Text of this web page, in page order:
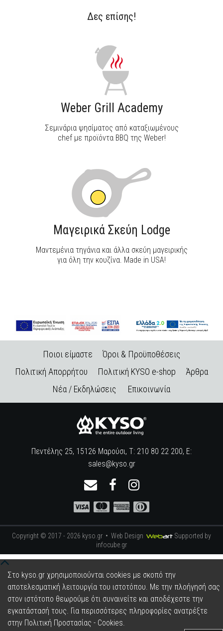
Δες επίσης!
Weber Grill Academy
Σεμινάρια ψησίματος από καταξιωμένους
chef με προϊόντα BBQ της Weber!
Μαγειρικά Σκεύη Lodge
Μαντεμένια τηγάνια και άλλα σκεύη μαγειρικής
για όλη την κουζίνα. Made in USA!
Ποιοι είμαστε
Όροι & Προϋποθέσεις
Πολιτική Απορρήτου
Πολιτική KYSO e-shop
Άρθρα
Νέα / Εκδηλώσεις
Επικοινωνία
Πεντέλης 25, 15126 Μαρούσι, Τ: 210 80 22 200, E:
sales@kyso.gr
Copyright © 2017 - 2026 kyso.gr • Web Design
Supported by
infocube.gr
Στο kyso.gr χρησιμοποιούνται cookies με σκοπό την
αποτελεσματική λειτουργία του ιστοτόπου. Με την πλοήγησή σας
στον ιστότοπο θεωρούμε ότι συναινείτε και αποδέχεστε την
εγκατάστασή τους. Για περισσότερες πληροφορίες ανατρέξτε
στην Πολιτική Προστασίας - Cookies.